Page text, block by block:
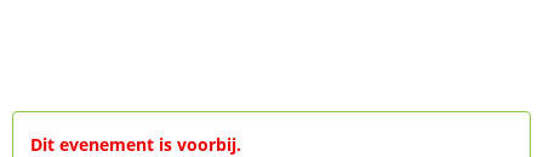
Dit evenement is voorbij.